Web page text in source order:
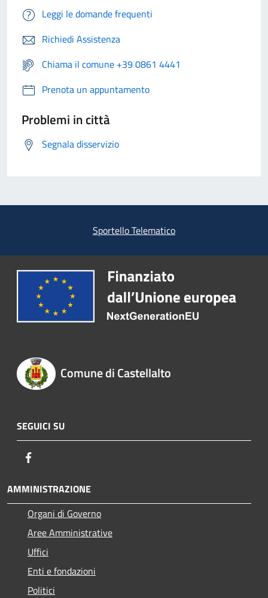
Leggi le domande frequenti
Richiedi Assistenza
Chiama il comune +39 0861 4441
Prenota un appuntamento
Problemi in città
Segnala disservizio
Sportello Telematico
Comune di Castellalto
SEGUICI SU
AMMINISTRAZIONE
Organi di Governo
Aree Amministrative
Uffici
Enti e fondazioni
Politici